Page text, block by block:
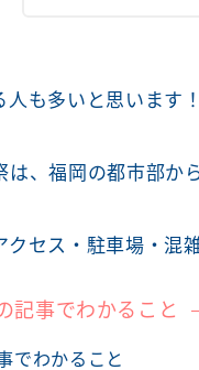
人も多いと思います！
は、福岡の都市部か
クセス・駐車場・混
記事でわかること
でわかること